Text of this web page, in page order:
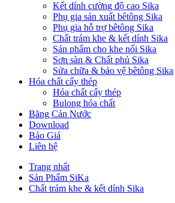
Kết dính cường độ cao Sika
Phụ gia sản xuất bêtông Sika
Phụ gia hỗ trợ bêtông Sika
Chất trám khe & kết dính Sika
Sản phẩm cho khe nối Sika
Sơn sàn & Chất phủ Sika
Sửa chữa & bảo vệ bêtông Sika
Hóa chất cấy thép
Hóa chất cấy thép
Bulong hóa chất
Băng Cản Nước
Download
Báo Giá
Liên hệ
Trang nhất
Sản Phẩm SiKa
Chất trám khe & kết dính Sika